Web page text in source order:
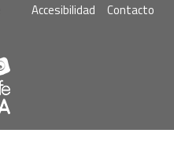
Accesibilidad Contacto